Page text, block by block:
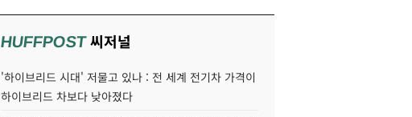
HUFFPOST씨저널
'하이브리드 시대' 저물고 있나 : 전 세계 전기차 가격이
하이브리드 차보다 낮아졌다